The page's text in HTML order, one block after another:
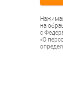
на
с
«О